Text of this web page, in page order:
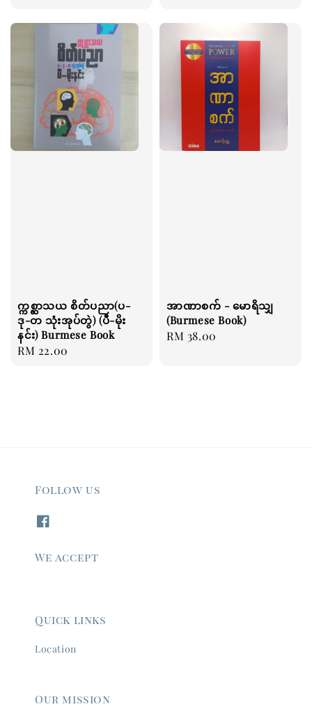
က္ကစ္ဆာသယ စိတ်ပညာ(ပ-
ဒု-တ သုံးအုပ်တွဲ) (ပီ-မိုး
နင်း) Burmese Book
Regular
RM 22.00
အာဏာစက် - မောရိသျှ
(Burmese Book)
Regular
RM 38.00
Follow us
We accept
Quick links
Location
Our mission